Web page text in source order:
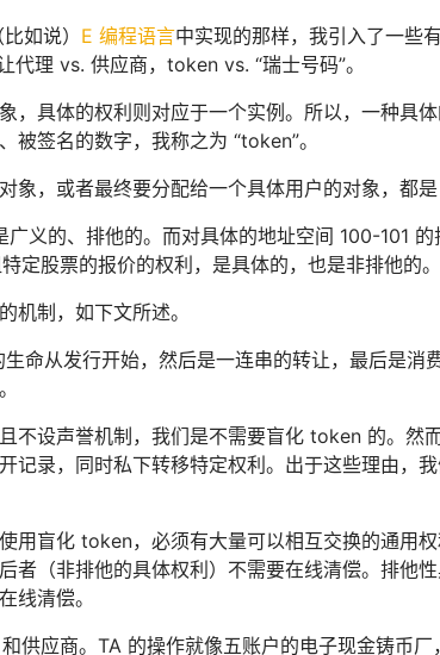
如说） E 编程语言中实现的那样，我引入了一些
理 vs. 供应商，token vs. “瑞士号码”。
具体的权利则对应于一个实例。所以，一种具
签名的数字，我称之为 “token”。
，或者最终要分配给一个具体用户的对象，都是
义的、排他的。而对具体的地址空间 100-101 的
股票的报价的权利，是具体的，也是非排他的。
机制，如下文所述。
命从发行开始，然后是一连串的转让，最后是消
不设声誉机制，我们是不需要盲化 token 的。然
记录，同时私下转移特定权利。出于这些理由，
用盲化 token，必须有大量可以相互交换的通用
者（非排他的具体权利）不需要在线清偿。排他
线清偿。
供应商。TA 的操作就像五账户的电子现金铸币厂